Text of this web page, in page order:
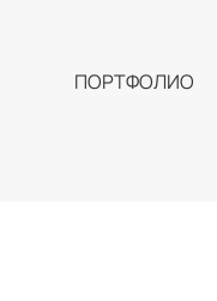
ПОРТФОЛИО